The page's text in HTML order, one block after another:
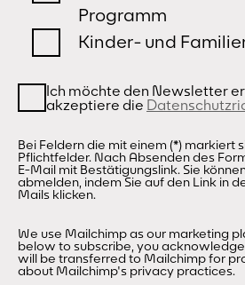
Programm
Kinder- und
Ich möchte den Newsletter erhalten und
akzeptiere die
Bei Feldern die mit einem (*) markiert
Pflichtfelder. Nach Absenden des
E-Mail mit Bestätigungslink. Sie
abmelden, indem Sie auf den Link in
Mails klicken.
We use Mailchimp as our marketing
below to subscribe, you
will be transferred to Mailchimp for
about Mailchimp's privacy practices.